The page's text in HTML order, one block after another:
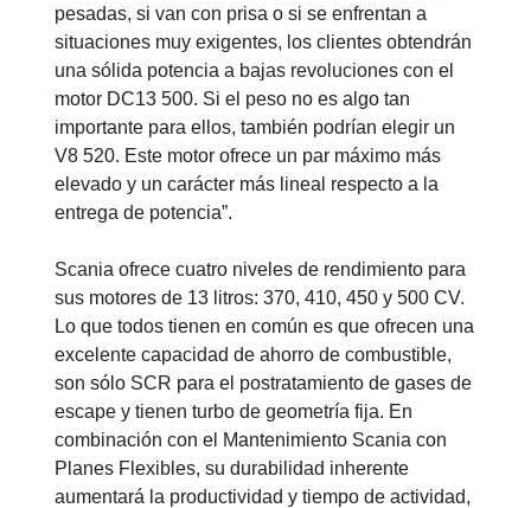
pesadas, si van con prisa o si se enfrentan a
situaciones muy exigentes, los clientes obtendrán
una sólida potencia a bajas revoluciones con el
motor DC13 500. Si el peso no es algo tan
importante para ellos, también podrían elegir un
V8 520. Este motor ofrece un par máximo más
elevado y un carácter más lineal respecto a la
entrega de potencia”.
Scania ofrece cuatro niveles de rendimiento para
sus motores de 13 litros: 370, 410, 450 y 500 CV.
Lo que todos tienen en común es que ofrecen una
excelente capacidad de ahorro de combustible,
son sólo SCR para el postratamiento de gases de
escape y tienen turbo de geometría fija. En
combinación con el Mantenimiento Scania con
Planes Flexibles, su durabilidad inherente
aumentará la productividad y tiempo de actividad,